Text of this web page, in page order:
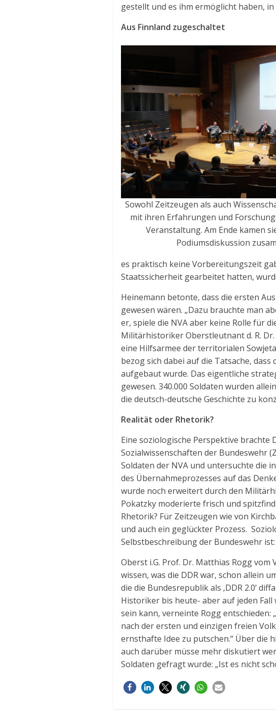
gestellt und es ihm ermöglicht haben,
Aus Finnland zugeschaltet
Sowohl Zeitzeugen als auch
mit ihren Erfahrungen und
Veranstaltung. Am Ende kamen
Podiumsdiskussion
es praktisch keine Vorbereitungszeit
Staatssicherheit gearbeitet hatten,
Heinemann betonte, dass die ersten
gewesen wären. „Dazu brauchte man
er, spiele die NVA aber keine Rolle für
Militärhistoriker Oberstleutnant d. R.
eine Hilfsarmee der territorialen
bezog sich dabei auf die Tatsache,
aufgebaut wurde. Das eigentliche
gewesen. 340.000 Soldaten wurden
die deutsch-deutsche Geschichte zu
Realität oder Rhetorik?
Eine soziologische Perspektive
Sozialwissenschaften der Bundeswehr
Soldaten der NVA und untersuchte die
des Übernahmeprozesses auf das
wurde noch erweitert durch den
Pokatzky moderierte frisch und
Rhetorik? Für Zeitzeugen wie von
und auch ein geglückter Prozess.
Selbstbeschreibung der Bundeswehr
Oberst i.G. Prof. Dr. Matthias Rogg vom
wissen, was die DDR war, schon allein
die die Bundesrepublik als ‚DDR 2.0‘
Historiker bis heute- aber auf jeden Fall
sein kann, verneinte Rogg entschieden:
nach der ersten und einzigen freien
ernsthafte Idee zu putschen.“ Über die
auch darüber müsse mehr diskutiert
Soldaten gefragt wurde: „Ist es nicht